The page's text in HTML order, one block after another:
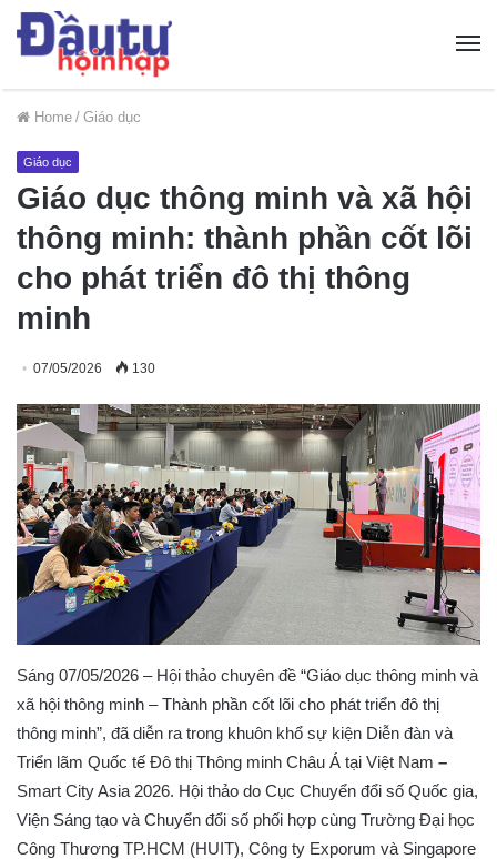
Home / Giáo dục
Giáo dục
Giáo dục thông minh và xã hội
thông minh: thành phần cốt lõi
cho phát triển đô thị thông
minh
07/05/2026 130
Sáng 07/05/2026 – Hội thảo chuyên đề “Giáo dục thông minh và
xã hội thông minh – Thành phần cốt lõi cho phát triển đô thị
thông minh”, đã diễn ra trong khuôn khổ sự kiện Diễn đàn và
Triển lãm Quốc tế Đô thị Thông minh Châu Á tại Việt Nam –
Smart City Asia 2026. Hội thảo do Cục Chuyển đổi số Quốc gia,
Viện Sáng tạo và Chuyển đổi số phối hợp cùng Trường Đại học
Công Thương TP.HCM (HUIT), Công ty Exporum và Singapore